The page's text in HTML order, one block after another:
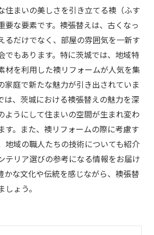
住まいの美しさを引き立てる襖（ふす
要な要素です。襖張替えは、古くなっ
るだけでなく、部屋の雰囲気を一新す
でもあります。特に茨城では、地域特
材を利用した襖リフォームが人気を集
家庭で新たな魅力が引き出されていま
は、茨城における襖張替えの魅力を深
ようにして住まいの空間が生まれ変わ
す。また、襖リフォームの際に考慮す
地域の職人たちの技術についても紹介
テリア選びの参考になる情報をお届け
かな文化や伝統を感じながら、襖張替
ょう。